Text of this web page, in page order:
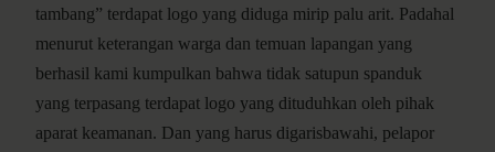
tambang” terdapat logo yang diduga mirip palu arit. Padahal
menurut keterangan warga dan temuan lapangan yang
berhasil kami kumpulkan bahwa tidak satupun spanduk
yang terpasang terdapat logo yang dituduhkan oleh pihak
aparat keamanan. Dan yang harus digarisbawahi, pelapor